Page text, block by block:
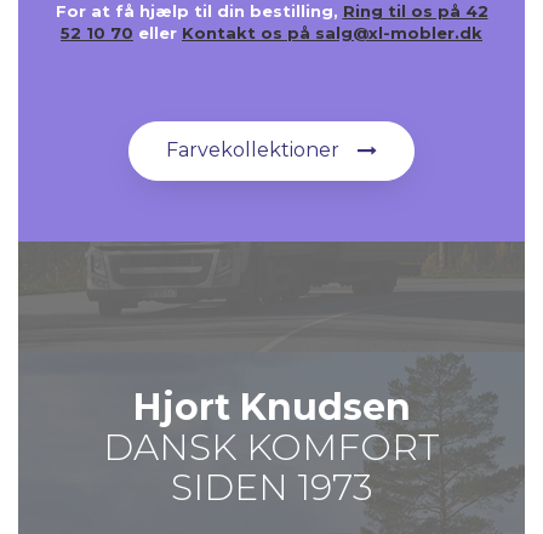
For at få hjælp til din bestilling, Ring til os på 42
52 10 70 eller Kontakt os på salg@xl-mobler.dk
Farvekollektioner
Hjort Knudsen
DANSK KOMFORT
SIDEN 1973